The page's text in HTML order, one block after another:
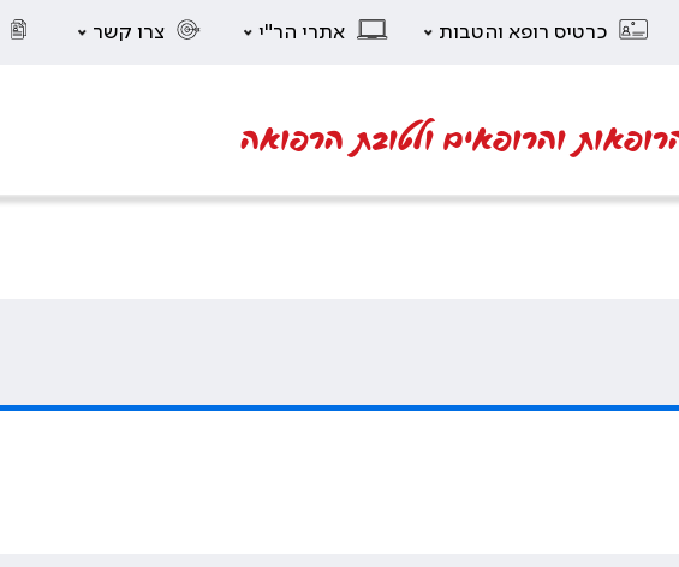
כרטיס רופא והטבות אתרי הר"י צרו קשר
והרופאים ולטובת הרפואה